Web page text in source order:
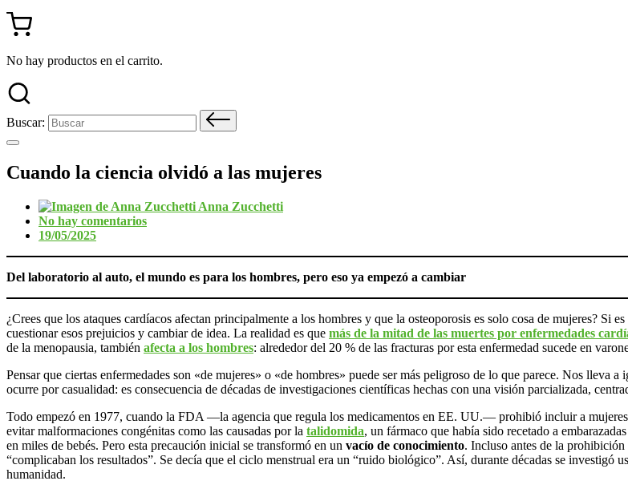
No hay productos en el carrito.
Buscar:
Cuando la ciencia olvidó a las mujeres
Anna Zucchetti
No hay comentarios
19/05/2025
Del laboratorio al auto, el mundo es para los hombres, pero eso ya empezó a cambiar
¿Crees que los ataques cardíacos afectan principalmente a los hombres y que la osteoporosis es solo cosa de mujeres? Si
cuestionar esos prejuicios y cambiar de idea. La realidad es que más de la mitad de las muertes por enfermedades
de la menopausia, también afecta a los hombres: alrededor del 20 % de las fracturas por esta enfermedad sucede en
Pensar que ciertas enfermedades son «de mujeres» o «de hombres» puede ser más peligroso de lo que parece. Nos lleva
ocurre por casualidad: es consecuencia de décadas de investigaciones científicas hechas con una visión parcializada,
Todo empezó en 1977, cuando la FDA —la agencia que regula los medicamentos en EE. UU.— prohibió incluir a
evitar malformaciones congénitas como las causadas por la talidomida, un fármaco que había sido recetado a
en miles de bebés. Pero esta precaución inicial se transformó en un vacío de conocimiento. Incluso antes de la
“complicaban los resultados”. Se decía que el ciclo menstrual era un “ruido biológico”. Así, durante décadas se investigó
humanidad.